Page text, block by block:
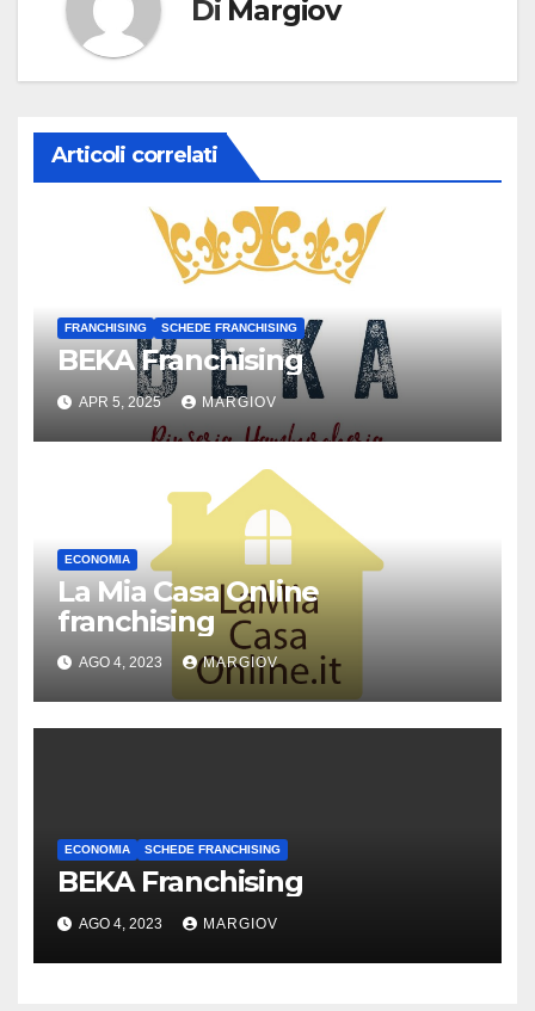
Di Margiov
Articoli correlati
FRANCHISING SCHEDE FRANCHISING
BEKA Franchising
APR 5, 2025 MARGIOV
ECONOMIA
La Mia Casa Online
franchising
AGO 4, 2023 MARGIOV
ECONOMIA SCHEDE FRANCHISING
BEKA Franchising
AGO 4, 2023 MARGIOV